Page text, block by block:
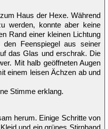
Haus der Hexe. Während
werden, konnte aber keine
Rand einer kleinen Lichtung
Feenspiegel aus seiner
das Glas und erschrak. Die
Mit halb geöffneten Augen
einem leisen Ächzen ab und
Stimme erklang.
herum. Einige Schritte von
und ein grünes Stirnband